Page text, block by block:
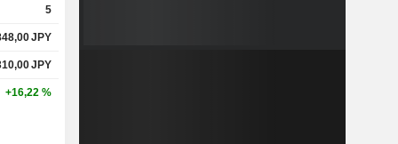
5
JPY
JPY
+16,22 %